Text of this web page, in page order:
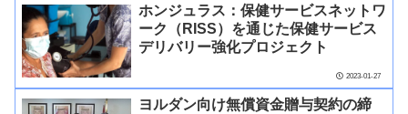
ホンジュラス：保健サービスネットワ
ーク（RISS）を通じた保健サービス
デリバリー強化プロジェクト
2023-01-27
ヨルダン向け無償資金贈与契約の締